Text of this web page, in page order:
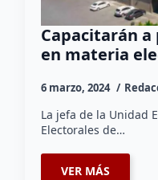
Capacitarán
en materia
6 marzo, 2024
La jefa de la Unidad
Electorales de…
VER MÁS